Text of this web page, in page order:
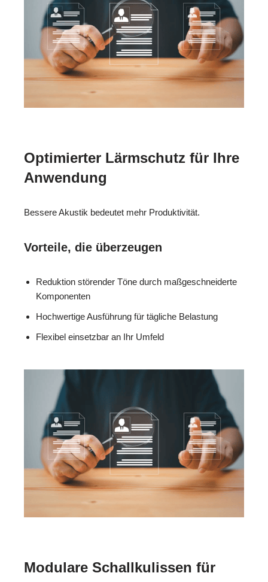
Optimierter Lärmschutz für Ihre
Anwendung
Bessere Akustik bedeutet mehr Produktivität.
Vorteile, die überzeugen
Reduktion störender Töne durch maßgeschneiderte
Komponenten
Hochwertige Ausführung für tägliche Belastung
Flexibel einsetzbar an Ihr Umfeld
Modulare Schallkulissen für